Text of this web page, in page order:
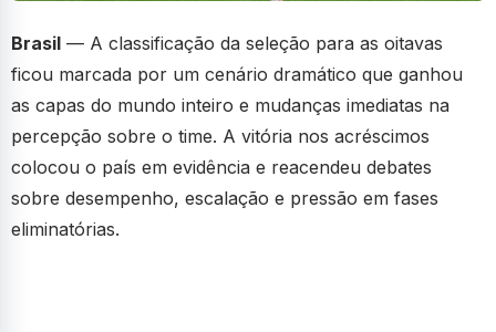
Brasil — A classificação da seleção para as oitavas
ficou marcada por um cenário dramático que ganhou
as capas do mundo inteiro e mudanças imediatas na
percepção sobre o time. A vitória nos acréscimos
colocou o país em evidência e reacendeu debates
sobre desempenho, escalação e pressão em fases
eliminatórias.